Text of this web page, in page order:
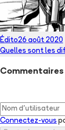
Édito26 août 2020
Quelles sont les
Commentaires
Connectez-vous